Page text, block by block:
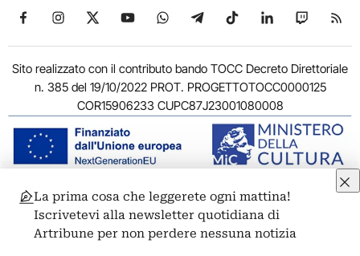
Seguici su Facebook
Seguici su Instagram
Seguici su X
Seguici su YouTube
Seguici su WhatsApp
Seguici su Telegram
Seguici su TikTok
Seguici su
Seguici
Sito realizzato con il contributo bando TOCC Decreto Direttoriale
n. 385 del 19/10/2022 PROT. PROGETTOTOCC0000125
COR15906233 CUPC87J23001080008
© 2011-2026 ARTRIBUNE srl – Corso Vittorio Emanuele II, 287 –
00186 Roma - P.I. 11381581005
Privacy: Responsabile della protezione dei dati personali
La prima cosa che leggerete ogni mattina!
Iscrivetevi alla newsletter quotidiana di
Artribune per non perdere nessuna notizia